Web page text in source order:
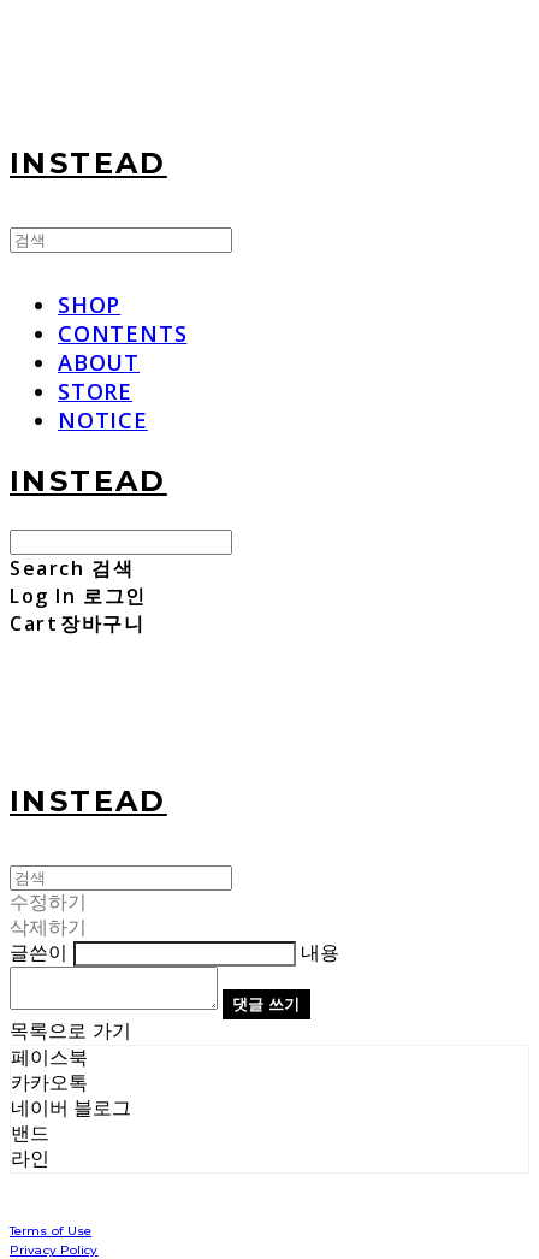
INSTEAD
SHOP
CONTENTS
ABOUT
STORE
NOTICE
INSTEAD
Search 검색
Log In 로그인
Cart 장바구니
INSTEAD
수정하기
삭제하기
글쓴이
내용
댓글 쓰기
목록으로 가기
페이스북
카카오톡
네이버 블로그
밴드
라인
Terms of Use
Privacy Policy